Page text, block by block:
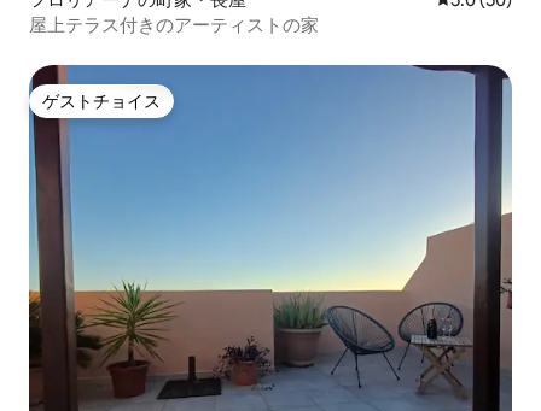
屋上テラス付きのアーティストの家
ゲストチョイス
ゲストチョイス